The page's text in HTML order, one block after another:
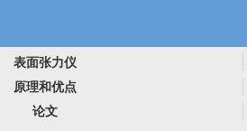
表面张力仪
原理和优点
论文